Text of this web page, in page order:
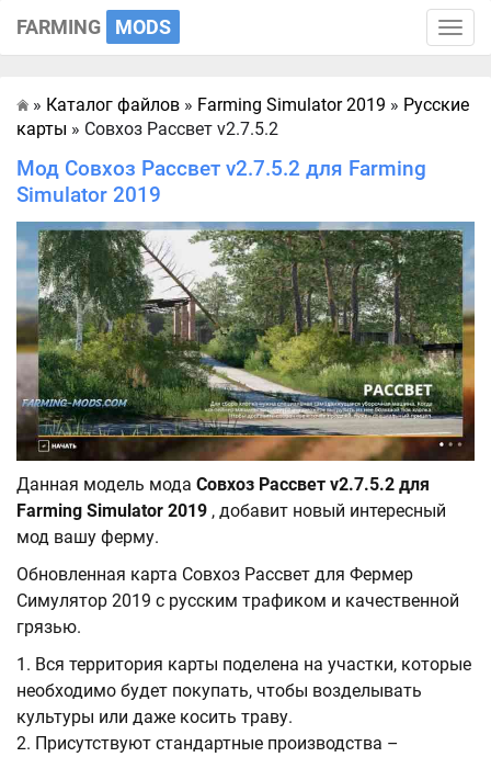
Toggle
FARMING MODS
Главная
» Каталог файлов » Farming Simulator 2019 » Русские
карты » Совхоз Рассвет v2.7.5.2
Мод Совхоз Рассвет v2.7.5.2 для Farming
Simulator 2019
Данная модель мода Совхоз Рассвет v2.7.5.2 для
Farming Simulator 2019 , добавит новый интересный
мод вашу ферму.
Обновленная карта Совхоз Рассвет для Фермер
Симулятор 2019 с русским трафиком и качественной
грязью.
1. Вся территория карты поделена на участки, которые
необходимо будет покупать, чтобы возделывать
культуры или даже косить траву.
2. Присутствуют стандартные производства –